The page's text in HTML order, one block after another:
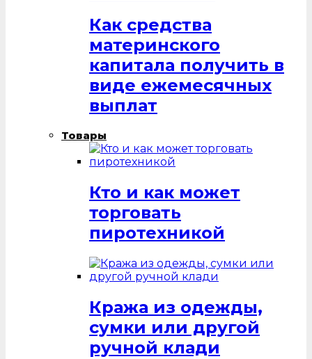
Как средства
материнского
капитала получить в
виде ежемесячных
выплат
Товары
Кто и как может
торговать
пиротехникой
Кража из одежды,
сумки или другой
ручной клади